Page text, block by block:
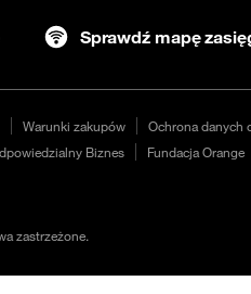
Sprawdź mapę
Warunki zakupów Ochrona danych
Biznes Fundacja Orange
zastrzeżone.